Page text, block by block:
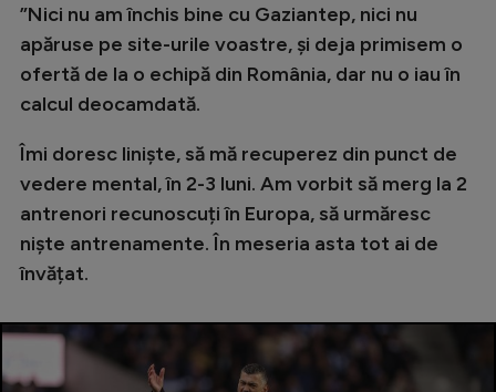
JO 2024
JO 2026
Intră în cont
Creează cont
”Nici nu am închis bine cu Gaziantep, nici nu
apăruse pe site-urile voastre, și deja primisem o
ofertă de la o echipă din România, dar nu o iau în
calcul deocamdată.
Îmi doresc liniște, să mă recuperez din punct de
vedere mental, în 2-3 luni. Am vorbit să merg la 2
antrenori recunoscuți în Europa, să urmăresc
niște antrenamente. În meseria asta tot ai de
învățat.